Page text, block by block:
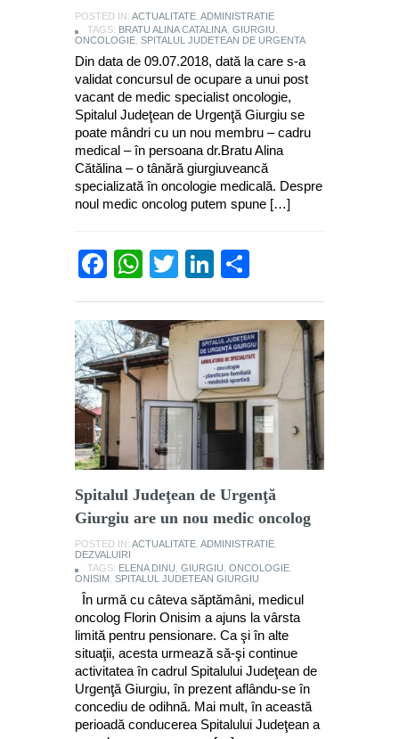
POSTED IN: ACTUALITATE ADMINISTRATIE
TAGS: BRATU ALINA CATALINA GIURGIU
ONCOLOGIE SPITALUL JUDETEAN DE URGENTA
Din data de 09.07.2018, dată la care s-a
validat concursul de ocupare a unui post
vacant de medic specialist oncologie,
Spitalul Judeţean de Urgenţă Giurgiu se
poate mândri cu un nou membru – cadru
medical – în persoana dr.Bratu Alina
Cătălina – o tânără giurgiuveancă
specializată în oncologie medicală. Despre
noul medic oncolog putem spune […]
Facebook
WhatsApp
TwitterLinkedIn
Spitalul Judeţean de Urgenţă
Giurgiu are un nou medic oncolog
POSTED IN: ACTUALITATE ADMINISTRATIE
DEZVALUIRI
TAGS: ELENA DINU GIURGIU ONCOLOGIE
ONISIM SPITALUL JUDETEAN GIURGIU
În urmă cu câteva săptămâni, medicul
oncolog Florin Onisim a ajuns la vârsta
limită pentru pensionare. Ca şi în alte
situaţii, acesta urmează să-şi continue
activitatea în cadrul Spitalului Judeţean de
Urgenţă Giurgiu, în prezent aflându-se în
concediu de odihnă. Mai mult, în această
perioadă conducerea Spitalului Judeţean a